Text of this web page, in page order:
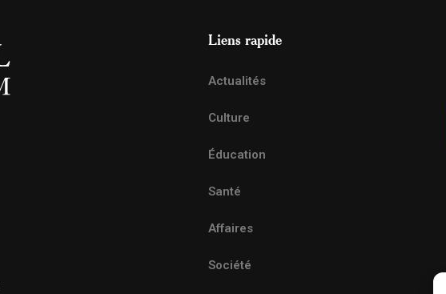
Liens rapide
Actualités
Culture
Éducation
Santé
Affaires
Société